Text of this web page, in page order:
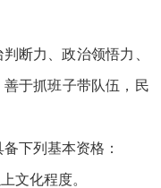
断力、政治领悟力、
于抓班子带队伍，民
下列基本资格：
文化程度。